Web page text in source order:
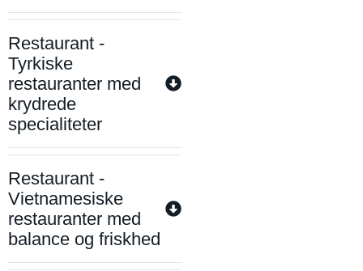
Restaurant -
Tyrkiske
restauranter med
krydrede
specialiteter
Restaurant -
Vietnamesiske
restauranter med
balance og friskhed